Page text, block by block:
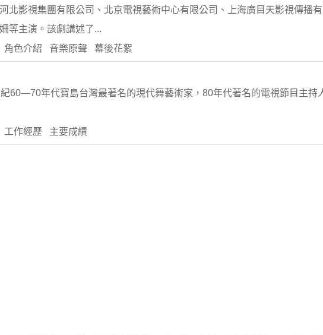
北影視集團有限公司、北京電視藝術中心有限公司、上海廣目天影視傳播
等主演。該劇講述了...
色介紹 音樂原聲 幕後花絮
60—70年代寶島台灣最著名的現代舞藝術家，80年代著名的電視節目主持
作經歷 主要成績